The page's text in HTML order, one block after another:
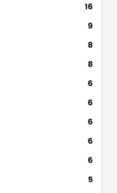
16
9
8
8
6
6
6
6
6
5